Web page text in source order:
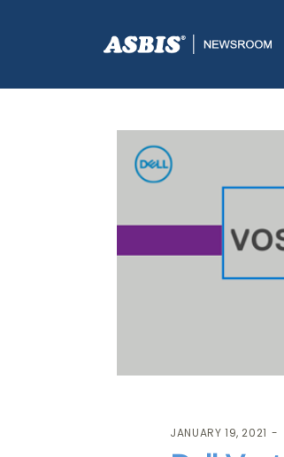
ASBIS.BA>AKCIJE-ARHIVA>
JANUARY 19, 2021